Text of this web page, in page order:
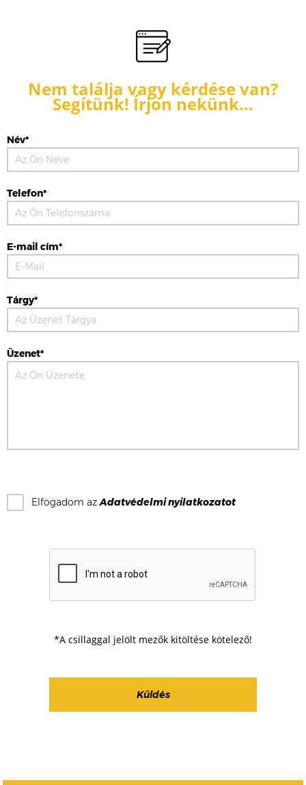
Nem találja vagy kérdése van?
Segítünk! Írjon nekünk…
Név*
Telefon*
E-mail cím*
Tárgy*
Üzenet*
Elfogadom azAdatvédelmi nyilatkozatot
*A csillaggal jelölt mezők kitöltése kötelező!